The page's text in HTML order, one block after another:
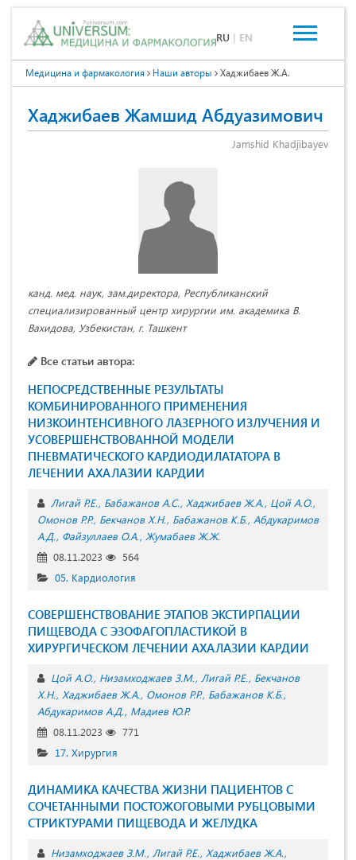
RU | EN
Медицина и фармакология Наши авторы Хаджибаев Ж.А.
Хаджибаев Жамшид Абдуазимович
Jamshid Khadjibayev
канд. мед. наук, зам.директора, Республиканский
специализированный центр хирургии им. академика В.
Вахидова, Узбекистан, г. Ташкент
Все статьи автора:
НЕПОСРЕДСТВЕННЫЕ РЕЗУЛЬТАТЫ
КОМБИНИРОВАННОГО ПРИМЕНЕНИЯ
НИЗКОИНТЕНСИВНОГО ЛАЗЕРНОГО ИЗЛУЧЕНИЯ И
УСОВЕРШЕНСТВОВАННОЙ МОДЕЛИ
ПНЕВМАТИЧЕСКОГО КАРДИОДИЛАТАТОРА В
ЛЕЧЕНИИ АХАЛАЗИИ КАРДИИ
Лигай Р.Е. Бабажанов А.С. Хаджибаев Ж.А. Цой А.О.
Омонов Р.Р. Бекчанов Х.Н. Бабажанов К.Б. Абдукаримов
А.Д. Файзуллаев О.А. Жумабаев Ж.Ж.
08.11.2023
564
05. Кардиология
СОВЕРШЕНСТВОВАНИЕ ЭТАПОВ ЭКСТИРПАЦИИ
ПИЩЕВОДА С ЭЗОФАГОПЛАСТИКОЙ В
ХИРУРГИЧЕСКОМ ЛЕЧЕНИИ АХАЛАЗИИ КАРДИИ
Цой А.О. Низамходжаев З.М. Лигай Р.Е. Бекчанов
Х.Н. Хаджибаев Ж.А. Омонов Р.Р. Бабажанов К.Б.
Абдукаримов А.Д. Мадиев Ю.Р.
08.11.2023
771
17. Хирургия
ДИНАМИКА КАЧЕСТВА ЖИЗНИ ПАЦИЕНТОВ С
СОЧЕТАННЫМИ ПОСТОЖОГОВЫМИ РУБЦОВЫМИ
СТРИКТУРАМИ ПИЩЕВОДА И ЖЕЛУДКА
Низамходжаев З.М. Лигай Р.Е. Хаджибаев Ж.А.